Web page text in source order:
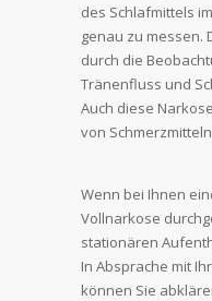
des Schlafmittels
genau zu messen.
durch die
Tränenfluss und
Auch diese
von
Wenn bei Ihnen
Vollnarkose
stationären
In Absprache mit
können Sie